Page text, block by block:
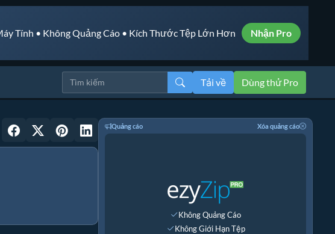
Tính • Không Quảng Cáo • Kích Thước Tệp Lớn Hơn Nhận Pro
Tải về Dùng thử Pro
Quảng cáo Xóa quảng cáo
Không Quảng Cáo
Không Giới Hạn Tệp